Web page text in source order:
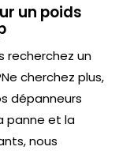
un poids
recherchez un
cherchez plus,
dépanneurs
panne et la
nous